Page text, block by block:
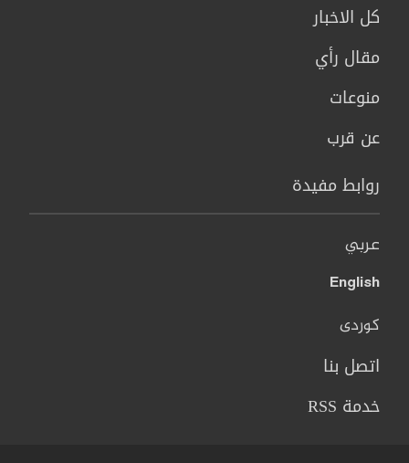
كل الاخبار
مقال رأي
منوعات
عن قرب
روابط مفيدة
عربي
English
کوردی
اتصل بنا
خدمة RSS